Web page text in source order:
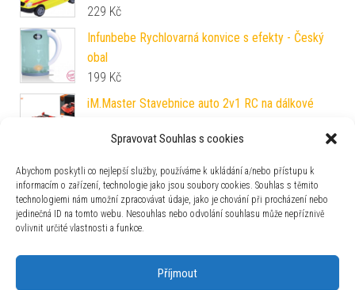
Spravovat Souhlas s cookies
Abychom poskytli co nejlepší služby, používáme k ukládání a/nebo přístupu k
informacím o zařízení, technologie jako jsou soubory cookies. Souhlas s těmito
technologiemi nám umožní zpracovávat údaje, jako je chování při procházení nebo
jedinečná ID na tomto webu. Nesouhlas nebo odvolání souhlasu může nepříznivě
ovlivnit určité vlastnosti a funkce.
Příjmout
229 Kč
Infunbebe Rychlovarná konvice s efekty - Český
obal
199 Kč
iM.Master Stavebnice auto 2v1 RC na dálkové
Kč
UNICORN ACADEMY SVĚTELNÝ JEDNOROŽEC
WILDSTAR 28 CM
1 099Kč